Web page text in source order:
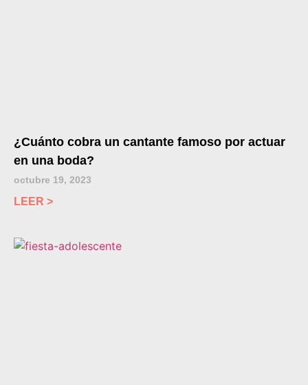
¿Cuánto cobra un cantante famoso por actuar
en una boda?
octubre 19, 2023
LEER >